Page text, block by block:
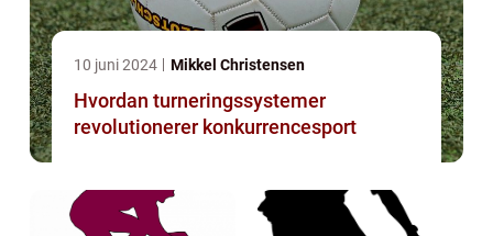
10 juni 2024 Mikkel Christensen
Hvordan turneringssystemer
revolutionerer konkurrencesport